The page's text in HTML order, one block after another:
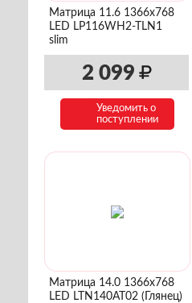
Матрица 11.6 1366x768
LED LP116WH2-TLN1
slim
2 099
Уведомить о
поступлении
Матрица 14.0 1366x768
LED LTN140AT02 (Глянец)